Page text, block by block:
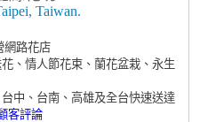
Taiwan.
網路花店
、情人節花束、蘭花盆栽、永生
中、台南、高雄及全台快速送達
客評論